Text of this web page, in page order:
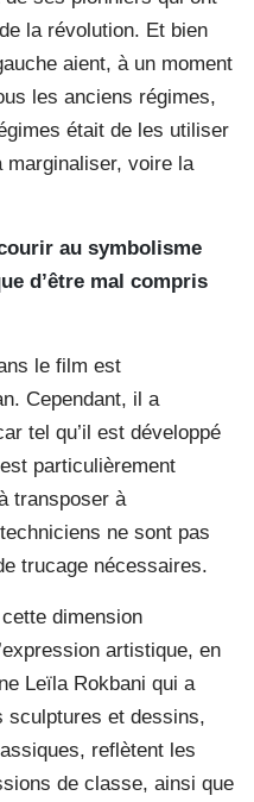
la révolution. Et bien
aient, à un moment
les anciens régimes,
était de les utiliser
marginaliser, voire la
au symbolisme
d’être mal compris
le film est
Cependant, il a
tel qu’il est développé
particulièrement
transposer à
techniciens ne sont pas
trucage nécessaires.
dimension
artistique, en
Leïla Rokbani qui a
sculptures et dessins,
reflètent les
de classe, ainsi que